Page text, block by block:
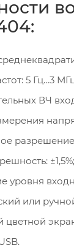
5 Гц…3
ВЧ
±1,5%;
уровня
или
цветной